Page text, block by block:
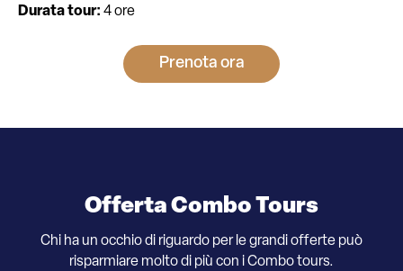
Durata tour: 4 ore
Prenota ora
Offerta Combo Tours
Chi ha un occhio di riguardo per le grandi offerte può
risparmiare molto di più con i Combo tours.